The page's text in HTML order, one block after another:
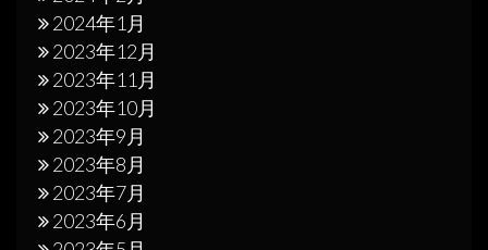
2024年1月
2023年12月
2023年11月
2023年10月
2023年9月
2023年8月
2023年7月
2023年6月